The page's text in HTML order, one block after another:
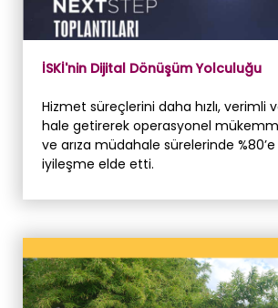
İSKİ'nin Dijital Dönüşüm Yolculuğu
Hizmet süreçlerini daha hızlı, verimli
hale getirerek operasyonel
ve arıza müdahale sürelerinde
iyileşme elde etti.